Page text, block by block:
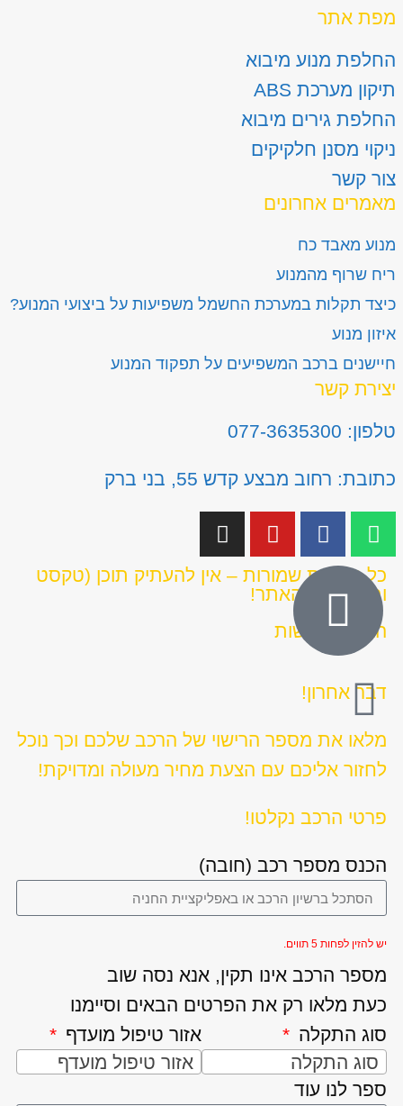
מפת אתר
החלפת מנוע מיבוא
תיקון מערכת ABS
החלפת גירים מיבוא
ניקוי מסנן חלקיקים
צור קשר
מאמרים אחרונים
מנוע מאבד כח
ריח שרוף מהמנוע
כיצד תקלות במערכת החשמל משפיעות על ביצועי המנוע?
איזון מנוע
חיישנים ברכב המשפיעים על תפקוד המנוע
יצירת קשר
טלפון: 077-3635300
כתובת: רחוב מבצע קדש 55, בני ברק
כל הזכויות שמורות – אין להעתיק תוכן (טקסט
ותמונות) מהאתר!
הצהרת נגישות
דבר אחרון!
מלאו את מספר הרישוי של הרכב שלכם וכך נוכל
לחזור אליכם עם הצעת מחיר מעולה ומדויקת!
פרטי הרכב נקלטו!
הכנס מספר רכב (חובה)
יש להזין לפחות 5 תווים.
מספר הרכב אינו תקין, אנא נסה שוב
כעת מלאו רק את הפרטים הבאים וסיימנו
סוג התקלה
סוג התקלה
אזור טיפול מועדף
אזור טיפול מועדף
ספר לנו עוד